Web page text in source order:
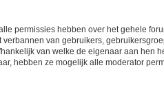
permissies hebben over het gehele
verbannen van gebruikers,
van welke de eigenaar aan hen
hebben ze mogelijk alle moderator